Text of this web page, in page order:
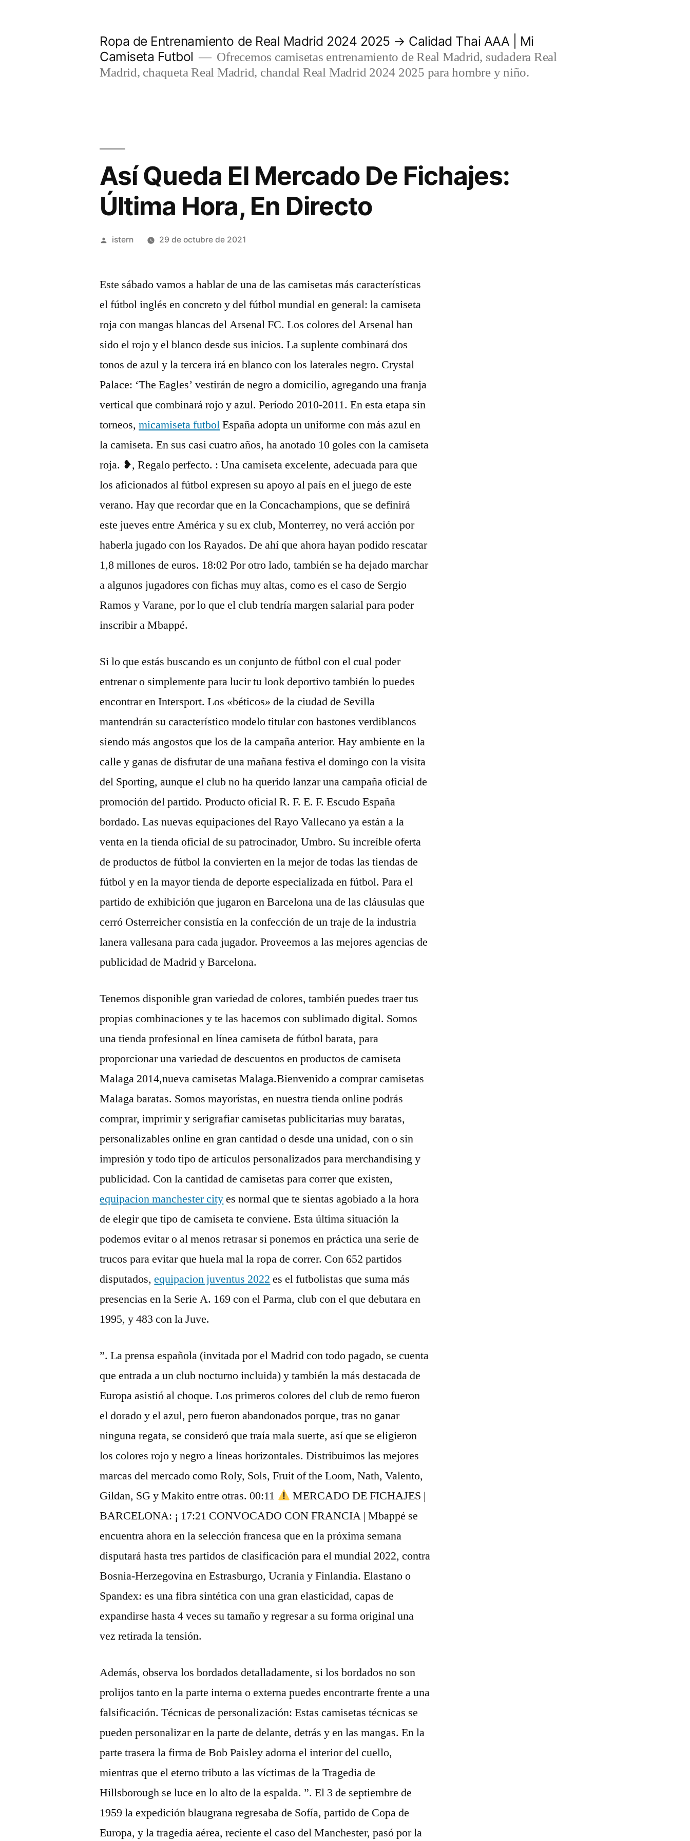
Ropa de Entrenamiento de Real Madrid 2024 2025 → Calidad Thai AAA | Mi
Camiseta Futbol
Ofrecemos camisetas entrenamiento de Real Madrid, sudadera Real
Madrid, chaqueta Real Madrid, chandal Real Madrid 2024 2025 para hombre y niño.
Así Queda El Mercado De Fichajes:
Última Hora, En Directo
Publicado
istern 29 de octubre de 2021
Este sábado vamos a hablar de una de las camisetas más características
el fútbol inglés en concreto y del fútbol mundial en general: la camiseta
roja con mangas blancas del Arsenal FC. Los colores del Arsenal han
sido el rojo y el blanco desde sus inicios. La suplente combinará dos
tonos de azul y la tercera irá en blanco con los laterales negro. Crystal
Palace: ‘The Eagles’ vestirán de negro a domicilio, agregando una franja
vertical que combinará rojo y azul. Período 2010-2011. En esta etapa sin
torneos,micamiseta futbolEspaña adopta un uniforme con más azul en
la camiseta. En sus casi cuatro años, ha anotado 10 goles con la camiseta
roja. ❥, Regalo perfecto. : Una camiseta excelente, adecuada para que
los aficionados al fútbol expresen su apoyo al país en el juego de este
verano. Hay que recordar que en la Concachampions, que se definirá
este jueves entre América y su ex club, Monterrey, no verá acción por
haberla jugado con los Rayados. De ahí que ahora hayan podido rescatar
1,8 millones de euros. 18:02 Por otro lado, también se ha dejado marchar
a algunos jugadores con fichas muy altas, como es el caso de Sergio
Ramos y Varane, por lo que el club tendría margen salarial para poder
inscribir a Mbappé.
Si lo que estás buscando es un conjunto de fútbol con el cual poder
entrenar o simplemente para lucir tu look deportivo también lo puedes
encontrar en Intersport. Los «béticos» de la ciudad de Sevilla
mantendrán su característico modelo titular con bastones verdiblancos
siendo más angostos que los de la campaña anterior. Hay ambiente en la
calle y ganas de disfrutar de una mañana festiva el domingo con la visita
del Sporting, aunque el club no ha querido lanzar una campaña oficial de
promoción del partido. Producto oficial R. F. E. F. Escudo España
bordado. Las nuevas equipaciones del Rayo Vallecano ya están a la
venta en la tienda oficial de su patrocinador, Umbro. Su increíble oferta
de productos de fútbol la convierten en la mejor de todas las tiendas de
fútbol y en la mayor tienda de deporte especializada en fútbol. Para el
partido de exhibición que jugaron en Barcelona una de las cláusulas que
cerró Osterreicher consistía en la confección de un traje de la industria
lanera vallesana para cada jugador. Proveemos a las mejores agencias de
publicidad de Madrid y Barcelona.
Tenemos disponible gran variedad de colores, también puedes traer tus
propias combinaciones y te las hacemos con sublimado digital. Somos
una tienda profesional en línea camiseta de fútbol barata, para
proporcionar una variedad de descuentos en productos de camiseta
Malaga 2014,nueva camisetas Malaga.Bienvenido a comprar camisetas
Malaga baratas. Somos mayorístas, en nuestra tienda online podrás
comprar, imprimir y serigrafiar camisetas publicitarias muy baratas,
personalizables online en gran cantidad o desde una unidad, con o sin
impresión y todo tipo de artículos personalizados para merchandising y
publicidad. Con la cantidad de camisetas para correr que existen,
equipacion manchester cityes normal que te sientas agobiado a la hora
de elegir que tipo de camiseta te conviene. Esta última situación la
podemos evitar o al menos retrasar si ponemos en práctica una serie de
trucos para evitar que huela mal la ropa de correr. Con 652 partidos
disputados,equipacion juventus 2022 es el futbolistas que suma más
presencias en la Serie A. 169 con el Parma, club con el que debutara en
1995, y 483 con la Juve.
”. La prensa española (invitada por el Madrid con todo pagado, se cuenta
que entrada a un club nocturno incluida) y también la más destacada de
Europa asistió al choque. Los primeros colores del club de remo fueron
el dorado y el azul, pero fueron abandonados porque, tras no ganar
ninguna regata, se consideró que traía mala suerte, así que se eligieron
los colores rojo y negro a líneas horizontales. Distribuimos las mejores
marcas del mercado como Roly, Sols, Fruit of the Loom, Nath, Valento,
Gildan, SG y Makito entre otras. 00:11
MERCADO DE FICHAJES |
BARCELONA: ¡ 17:21 CONVOCADO CON FRANCIA | Mbappé se
encuentra ahora en la selección francesa que en la próxima semana
disputará hasta tres partidos de clasificación para el mundial 2022, contra
Bosnia-Herzegovina en Estrasburgo, Ucrania y Finlandia. Elastano o
Spandex: es una fibra sintética con una gran elasticidad, capas de
expandirse hasta 4 veces su tamaño y regresar a su forma original una
vez retirada la tensión.
Además, observa los bordados detalladamente, si los bordados no son
prolijos tanto en la parte interna o externa puedes encontrarte frente a una
falsificación. Técnicas de personalización: Estas camisetas técnicas se
pueden personalizar en la parte de delante, detrás y en las mangas. En la
parte trasera la firma de Bob Paisley adorna el interior del cuello,
mientras que el eterno tributo a las víctimas de la Tragedia de
Hillsborough se luce en lo alto de la espalda. ”. El 3 de septiembre de
1959 la expedición blaugrana regresaba de Sofía, partido de Copa de
Europa, y la tragedia aérea, reciente el caso del Manchester, pasó por la